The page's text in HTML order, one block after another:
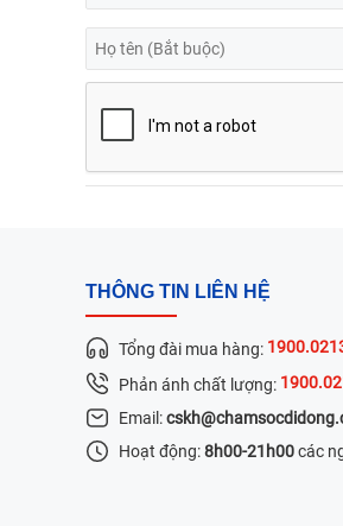
THÔNG TIN LIÊN HỆ
Tổng đài mua hàng:
Phản ánh chất lượng:
Email:
Hoạt động:8h00-21h00các